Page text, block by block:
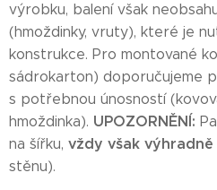
výrobku, balení však
(hmoždinky, vruty), které je
konstrukce. Pro montované
sádrokarton) doporučujeme
s potřebnou únosností
hmoždinka). UPOZORNĚNÍ:
na šířku, vždy však
stěnu).